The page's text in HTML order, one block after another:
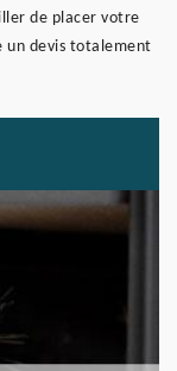
de placer votre
un devis totalement